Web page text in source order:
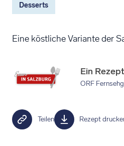
Desserts
Eine köstliche Variante der
Ein
ORF
Teilen Rezept